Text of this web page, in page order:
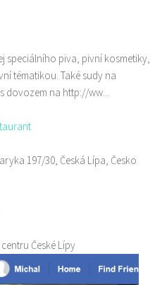
speciálního piva, pivní kosmetiky,
tématikou. Také sudy na
dovozem na http://ww...
197/30, Česká Lípa, Česko
České Lípy